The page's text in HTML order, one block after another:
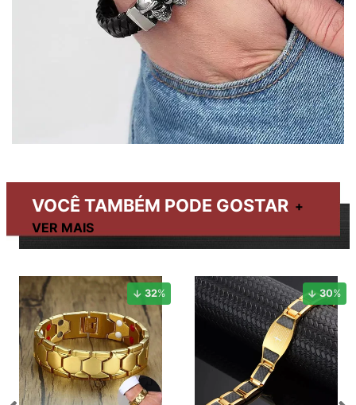
VOCÊ TAMBÉM PODE GOSTAR
32% 30%